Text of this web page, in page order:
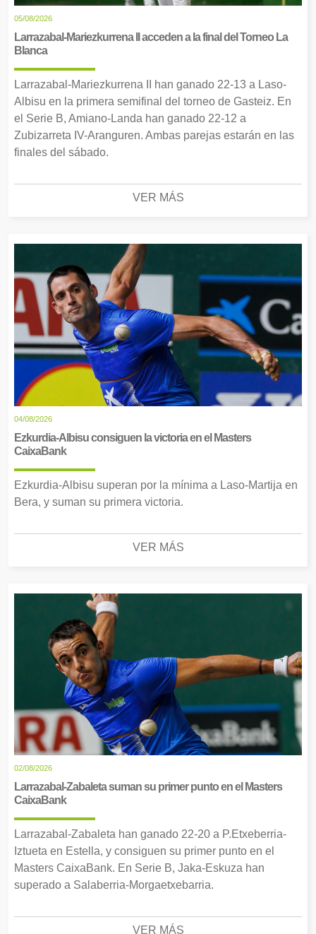
05/08/2026
Larrazabal-Mariezkurrena II acceden a la final del Torneo La
Blanca
Larrazabal-Mariezkurrena II han ganado 22-13 a Laso-
Albisu en la primera semifinal del torneo de Gasteiz. En
el Serie B, Amiano-Landa han ganado 22-12 a
Zubizarreta IV-Aranguren. Ambas parejas estarán en las
finales del sábado.
VER MÁS
04/08/2026
Ezkurdia-Albisu consiguen la victoria en el Masters
CaixaBank
Ezkurdia-Albisu superan por la mínima a Laso-Martija en
Bera, y suman su primera victoria.
VER MÁS
02/08/2026
Larrazabal-Zabaleta suman su primer punto en el Masters
CaixaBank
Larrazabal-Zabaleta han ganado 22-20 a P.Etxeberria-
Iztueta en Estella, y consiguen su primer punto en el
Masters CaixaBank. En Serie B, Jaka-Eskuza han
superado a Salaberria-Morgaetxebarria.
VER MÁS